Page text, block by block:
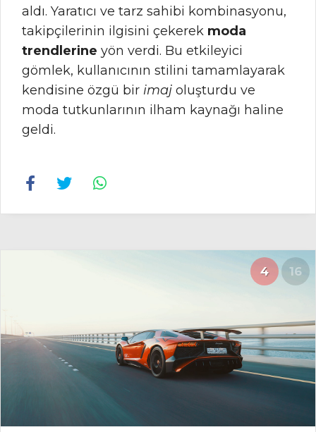
aldı. Yaratıcı ve tarz sahibi kombinasyonu,
takipçilerinin ilgisini çekerek moda
trendlerine yön verdi. Bu etkileyici
gömlek, kullanıcının stilini tamamlayarak
kendisine özgü bir imaj oluşturdu ve
moda tutkunlarının ilham kaynağı haline
geldi.
4 16